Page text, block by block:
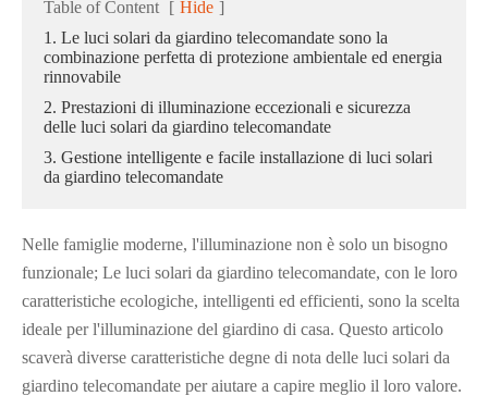
Table of Content [ Hide ]
1. Le luci solari da giardino telecomandate sono la
combinazione perfetta di protezione ambientale ed energia
rinnovabile
2. Prestazioni di illuminazione eccezionali e sicurezza
delle luci solari da giardino telecomandate
3. Gestione intelligente e facile installazione di luci solari
da giardino telecomandate
Nelle famiglie moderne, l'illuminazione non è solo un bisogno
funzionale; Le luci solari da giardino telecomandate, con le loro
caratteristiche ecologiche, intelligenti ed efficienti, sono la scelta
ideale per l'illuminazione del giardino di casa. Questo articolo
scaverà diverse caratteristiche degne di nota delle luci solari da
giardino telecomandate per aiutare a capire meglio il loro valore.